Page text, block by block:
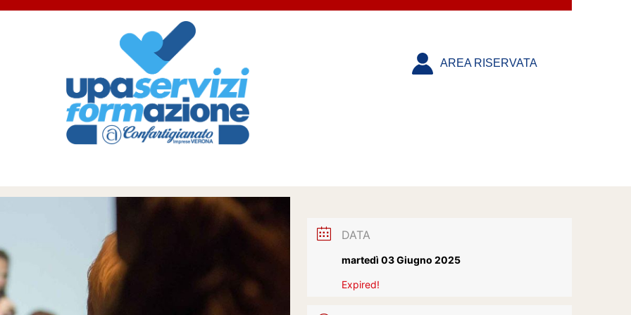
AREA RISERVATA
DATA
martedì 03 Giugno 2025
Expired!